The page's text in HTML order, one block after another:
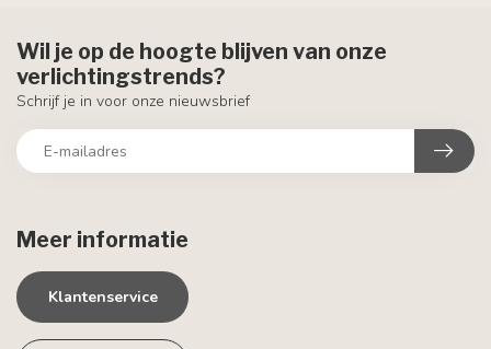
Meer informatie
Klantenservice
Wil je op de hoogte blijven van onze
verlichtingstrends?
Schrijf je in voor onze nieuwsbrief